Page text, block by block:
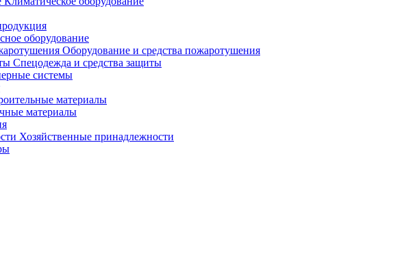
оборудование
Оборудование и средства пожаротушения
Спецодежда и средства защиты
системы
материалы
материалы
Хозяйственные принадлежности